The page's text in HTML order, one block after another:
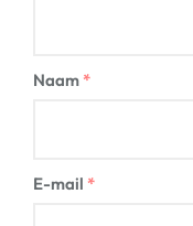
Naam *
E-mail *